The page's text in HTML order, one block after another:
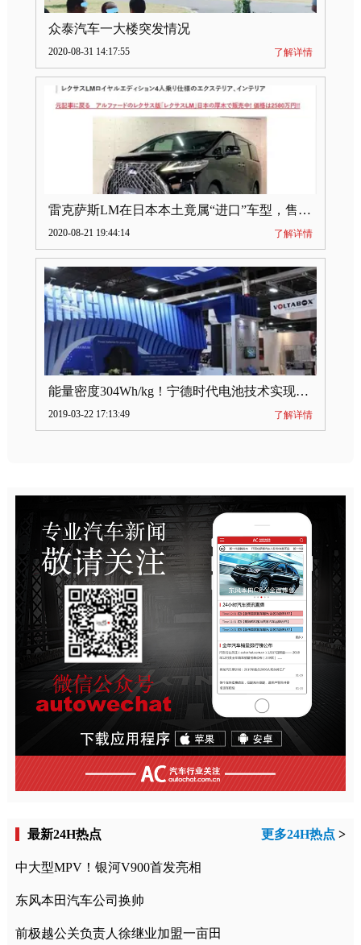
众泰汽车一大楼突发情况
2020-08-31 14:17:55 了解详情
雷克萨斯LM在日本本土竟属“进口”车型，售价2580万日元
2020-08-21 19:44:14 了解详情
能量密度304Wh/kg！宁德时代电池技术实现突破
2019-03-22 17:13:49 了解详情
最新24H热点 更多24H热点 >
中大型MPV！银河V900首发亮相
东风本田汽车公司换帅
前极越公关负责人徐继业加盟一亩田